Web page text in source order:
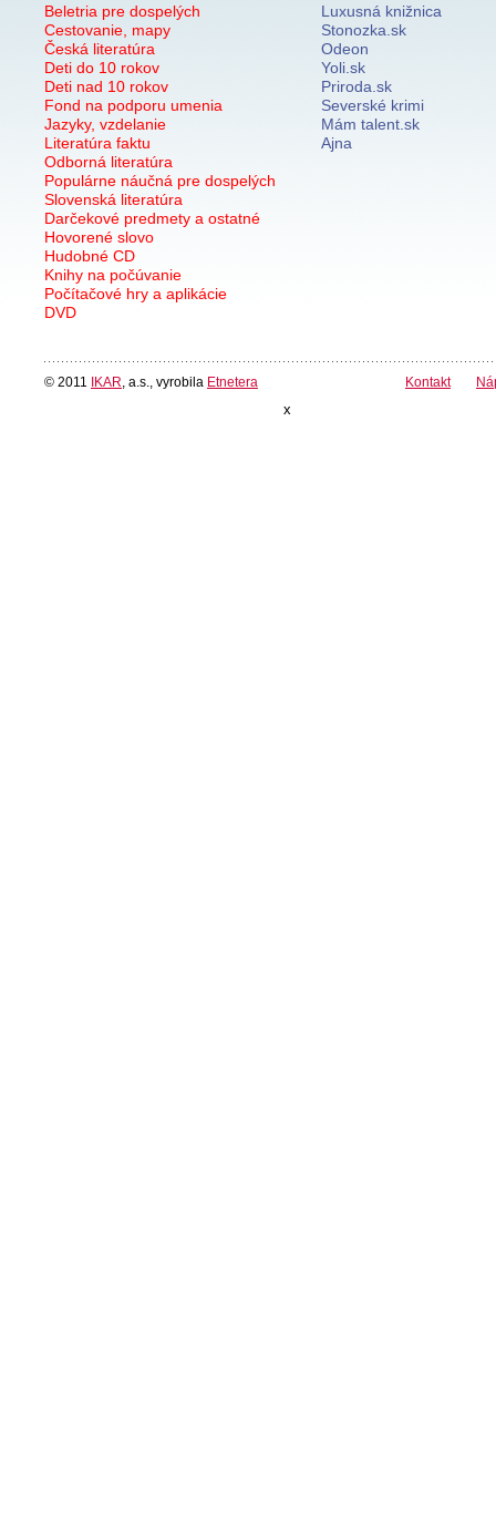
Beletria pre dospelých
Cestovanie, mapy
Česká literatúra
Deti do 10 rokov
Deti nad 10 rokov
Fond na podporu umenia
Jazyky, vzdelanie
Literatúra faktu
Odborná literatúra
Populárne náučná pre dospelých
Slovenská literatúra
Darčekové predmety a ostatné
Hovorené slovo
Hudobné CD
Knihy na počúvanie
Počítačové hry a aplikácie
DVD
Luxusná knižnica
Stonozka.sk
Odeon
Yoli.sk
Priroda.sk
Severské krimi
Mám talent.sk
Ajna
© 2011 IKAR , a.s., vyrobila Etnetera Kontakt
x